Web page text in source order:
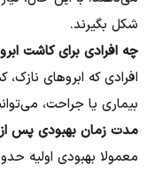
شکل بگیرند.
چه افرادی برای کاشت
افرادی که ابروهای
بیماری یا جراحت،
مدت زمان بهبودی پس
معمولا بهبودی اولیه